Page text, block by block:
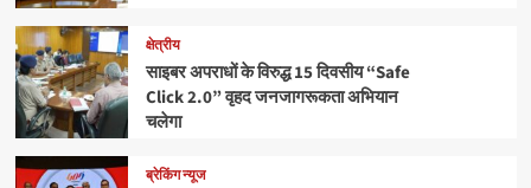
क्षेत्रीय
साइबर अपराधों के विरुद्ध 15 दिवसीय “Safe
Click 2.0” वृहद जनजागरूकता अभियान
चलेगा
ब्रेकिंग न्यूज